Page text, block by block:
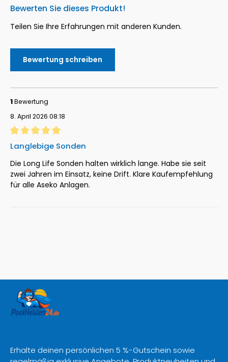
Bewerten Sie dieses Produkt!
Teilen Sie Ihre Erfahrungen mit anderen Kunden.
Bewertung schreiben
1Bewertung
8. April 2026 08:18
Bewertung mit 5 von 5 Sternen
Langlebige Sonden
Die Long Life Sonden halten wirklich lange. Habe sie seit
zwei Jahren im Einsatz, keine Drift. Klare Kaufempfehlung
für alle Aseko Anlagen.
Erhalte deinen persönlichen 5 %-Gutschein sowie